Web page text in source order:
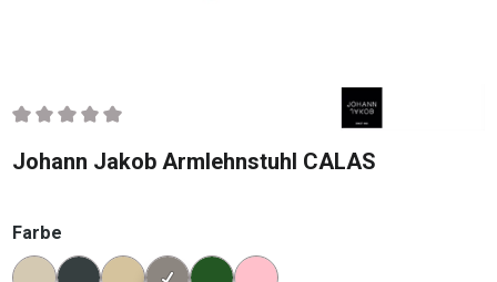
Durchschnittliche Bewertung von 0 von 5 Sternen
Johann Jakob Armlehnstuhl CALAS
Farbe
Konfigurator Farbe